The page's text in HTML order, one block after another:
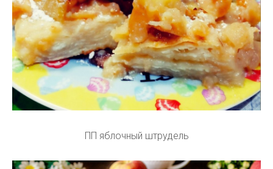
ПП яблочный штрудель